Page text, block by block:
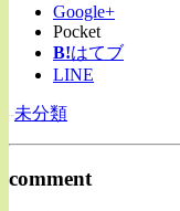
Google+
Pocket
B!はてブ
LINE
-未分類
comment